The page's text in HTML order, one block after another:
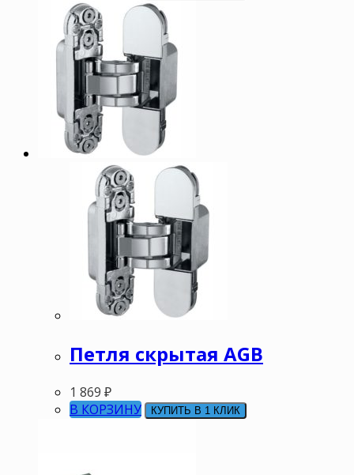
Петля скрытая AGB
1 869 ₽
В КОРЗИНУ
КУПИТЬ В 1 КЛИК